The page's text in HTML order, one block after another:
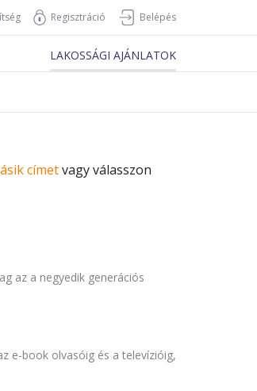
Regisztráció Belépés
LAKOSSÁGI AJÁNLATOK
címetvagy válasszon
az a negyedik generációs
e-book olvasóig és a televízióig,